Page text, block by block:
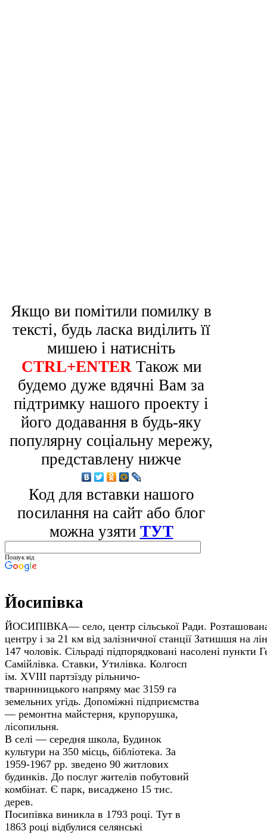
Якщо ви помітили помилку в
тексті, будь ласка виділить її
мишею і натисніть
CTRL+ENTER Також ми
будемо дуже вдячні Вам за
підтримку нашого проекту і
його додавання в будь-яку
популярну соціальну мережу,
представлену нижче
Код для вставки нашого
посилання на сайт або блог
можна узяти ТУТ
Пошук від
Йосипівка
ЙОСИПІВКА— село, центр сільської Ради.
центру і за 21 км від залізничної станції Затишшя на
147 чоловік. Сільраді підпорядковані насолені пункти
Самійлівка. Ставки, Утилівка. Колгосп
ім. XVIII партзїзду рільничо-
тварннницького напряму має 3159 га
земельних угідь. Допоміжні підприємства
— ремонтна майстерня, крупорушка,
лісопильня.
В селі — середня школа, Будинок
культури на 350 місць, бібліотека. За
1959-1967 pp. зведено 90 житлових
будинків. До послуг жителів побутовий
комбінат. Є парк, висаджено 15 тис.
дерев.
Посипівка виникла в 1793 році. Тут в
1863 році відбулися селянські